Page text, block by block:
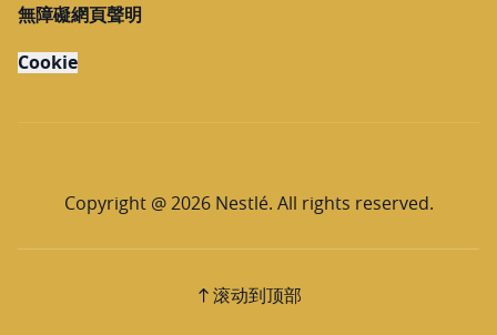
無障礙網頁聲明
Cookie
Copyright @ 2026 Nestlé. All rights reserved.
滚动到顶部